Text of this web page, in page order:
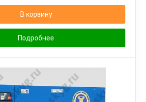
В корзину
Подробнее